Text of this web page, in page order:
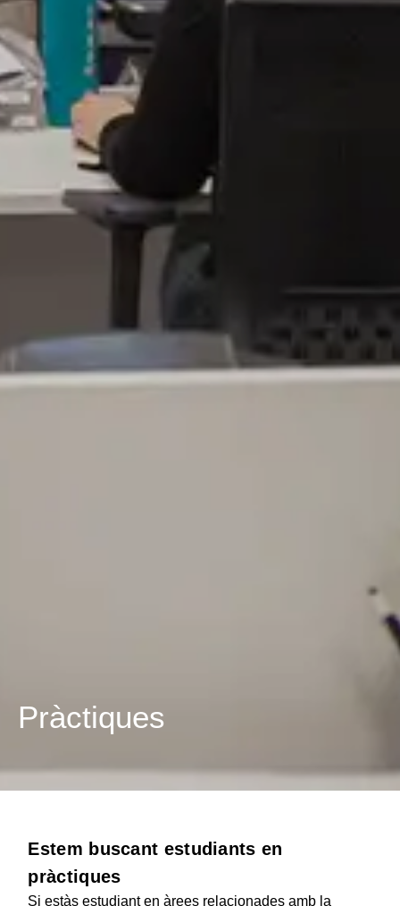
Pràctiques
Estem buscant estudiants en
pràctiques
Si estàs estudiant en àrees relacionades amb la